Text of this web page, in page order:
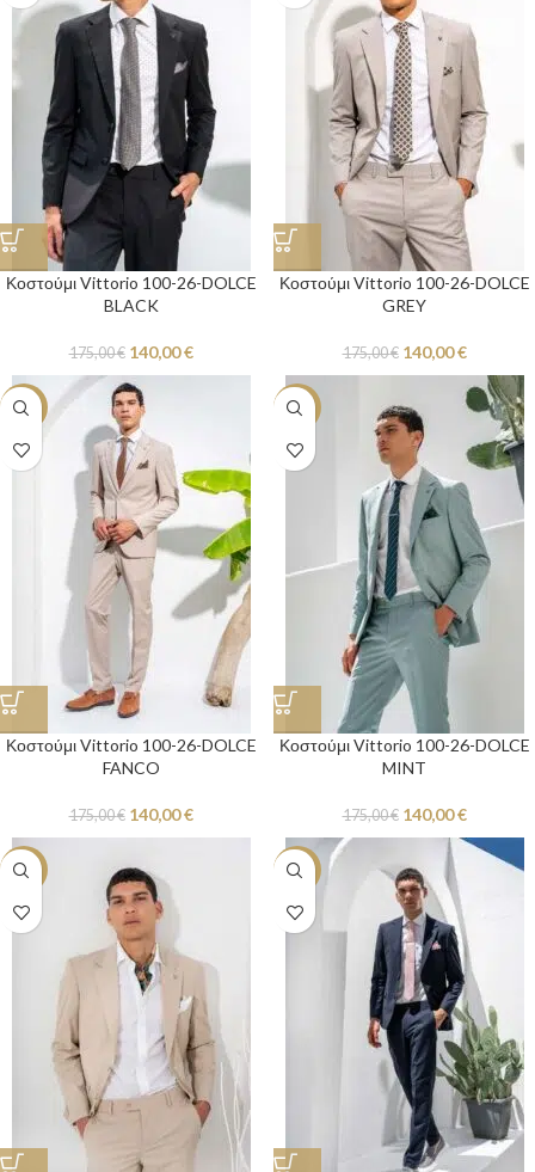
Κοστούμι Vittorio 100-26-DOLCE
BLACK
175,00€ 140,00€
Κοστούμι Vittorio 100-26-DOLCE
GREY
175,00€ 140,00€
-20%
Κοστούμι Vittorio 100-26-DOLCE
FANCO
175,00€ 140,00€
-20%
Κοστούμι Vittorio 100-26-DOLCE
MINT
175,00€ 140,00€
-20% -20%